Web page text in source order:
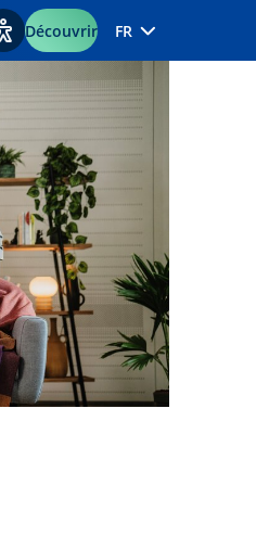
Afficher les options d'accessibilité
Découvrir FR